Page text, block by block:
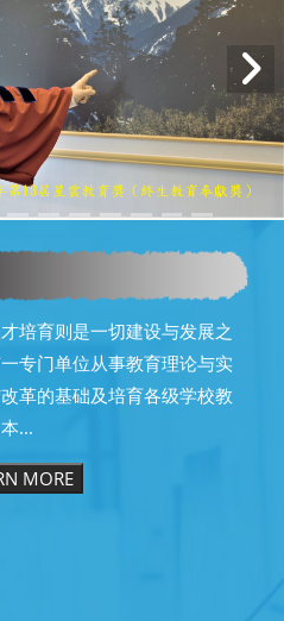
培育则是一切建设与发展之
专门单位从事教育理论与实
革的基础及培育各级学校教
...
MORE